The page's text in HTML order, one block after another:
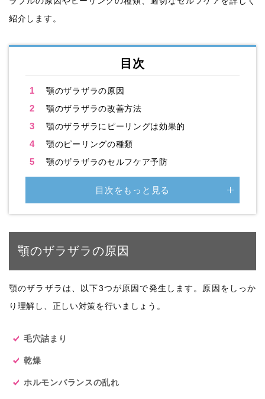
紹介します。
目次
1 顎のザラザラの原因
2 顎のザラザラの改善方法
3 顎のザラザラにピーリングは効果的
4 顎のピーリングの種類
5 顎のザラザラのセルフケア予防
目次をもっと見る
顎のザラザラの原因
顎のザラザラは、以下3つが原因で発生します。原因をしっか
り理解し、正しい対策を行いましょう。
毛穴詰まり
乾燥
ホルモンバランスの乱れ